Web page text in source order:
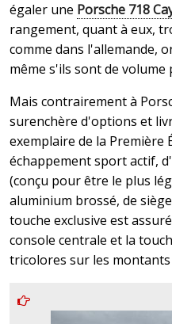
égaler une Porsche 718
rangement, quant à eux,
comme dans l'allemande,
même s'ils sont de volume
Mais contrairement à
surenchère d'options et
exemplaire de la Première
échappement sport actif,
(conçu pour être le plus
aluminium brossé, de
touche exclusive est
console centrale et la
tricolores sur les